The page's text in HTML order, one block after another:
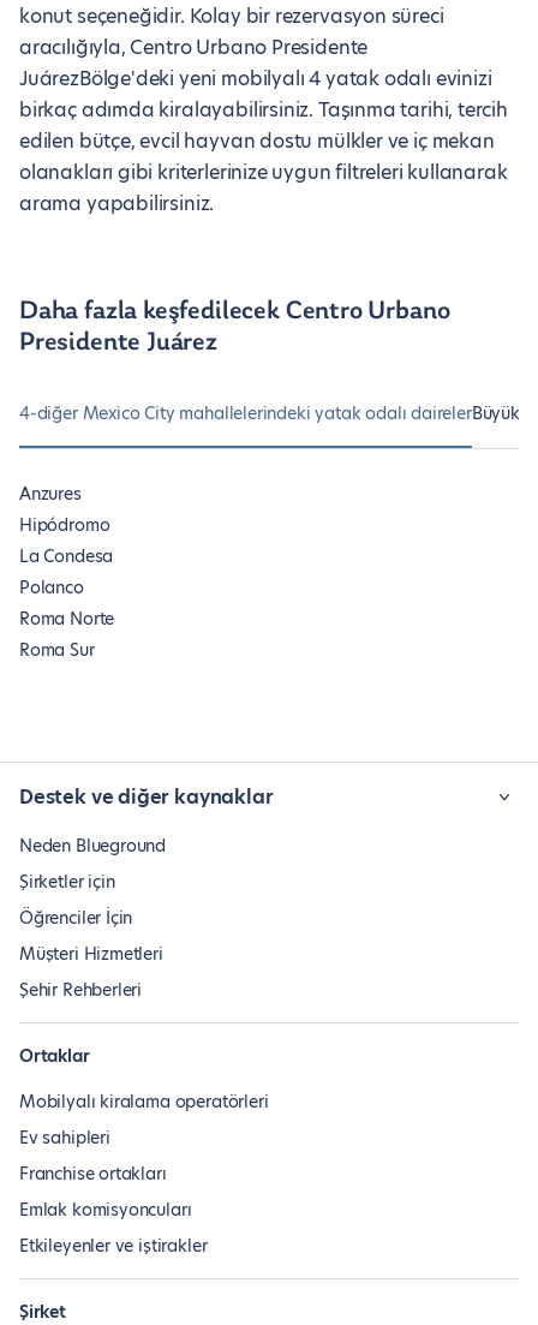
konut seçeneğidir. Kolay bir rezervasyon süreci
aracılığıyla, Centro Urbano Presidente
JuárezBölge'deki yeni mobilyalı 4 yatak odalı evinizi
birkaç adımda kiralayabilirsiniz. Taşınma tarihi, tercih
edilen bütçe, evcil hayvan dostu mülkler ve iç mekan
olanakları gibi kriterlerinize uygun filtreleri kullanarak
arama yapabilirsiniz.
Daha fazla keşfedilecek Centro Urbano
Presidente Juárez
4-diğer Mexico City mahallelerindeki yatak odalı daireler
Anzures
Hipódromo
La Condesa
Polanco
Roma Norte
Roma Sur
Destek ve diğer kaynaklar
Neden Blueground
Şirketler için
Öğrenciler İçin
Müşteri Hizmetleri
Şehir Rehberleri
Ortaklar
Mobilyalı kiralama operatörleri
Ev sahipleri
Franchise ortakları
Emlak komisyoncuları
Etkileyenler ve iştirakler
Şirket